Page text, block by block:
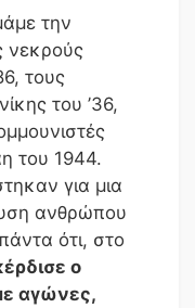
την
νεκρούς
τους
του ’36,
του 1944.
για μια
ανθρώπου
ότι, στο
ο
αγώνες,